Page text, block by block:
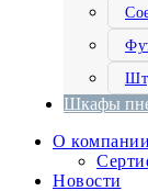
Шкафы
О компании
Новости